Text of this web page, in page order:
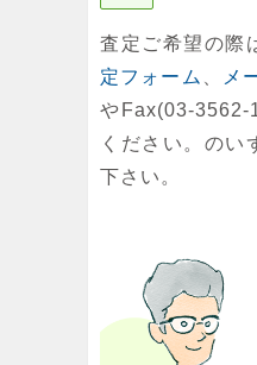
査定ご希望の際
定フォーム
メ
やFax(03-3562-
ください。のい
下さい。